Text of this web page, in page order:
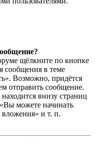
щёлкните по кнопке
сообщения в теме
Возможно, придётся
отправить сообщение.
внизу страниц
можете начинать
и т. п.